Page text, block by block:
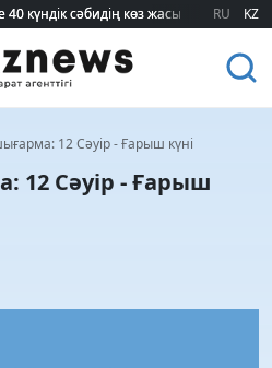
RU KZ
12 Сәуір - Ғарыш күні
12 Сәуір - Ғарыш